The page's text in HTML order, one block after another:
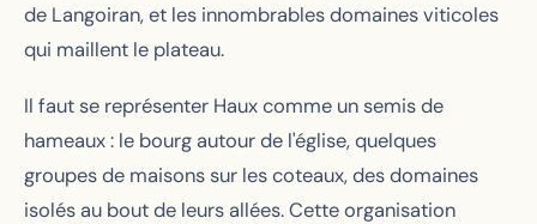
de Langoiran, et les innombrables domaines viticoles
qui maillent le plateau.
Il faut se représenter Haux comme un semis de
hameaux : le bourg autour de l'église, quelques
groupes de maisons sur les coteaux, des domaines
isolés au bout de leurs allées. Cette organisation